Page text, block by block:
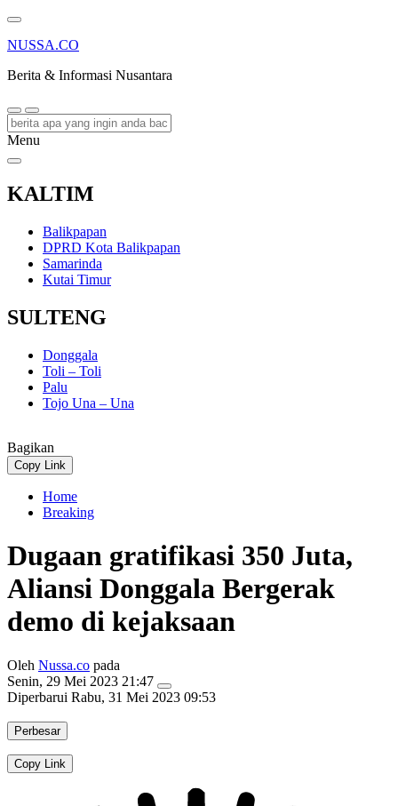
NUSSA.CO
Berita & Informasi Nusantara
Menu
KALTIM
Balikpapan
DPRD Kota Balikpapan
Samarinda
Kutai Timur
SULTENG
Donggala
Toli – Toli
Palu
Tojo Una – Una
Bagikan
Copy Link
Home
Breaking
Dugaan gratifikasi 350 Juta,
Aliansi Donggala Bergerak
demo di kejaksaan
Oleh Nussa.co pada
Senin, 29 Mei 2023 21:47
Diperbarui Rabu, 31 Mei 2023 09:53
Perbesar
Copy Link